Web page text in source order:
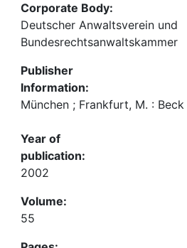
Corporate Body:
Deutscher Anwaltsverein und
Bundesrechtsanwaltskammer
Publisher
Information:
München ; Frankfurt, M. : Beck
Year of
publication:
2002
Volume:
55